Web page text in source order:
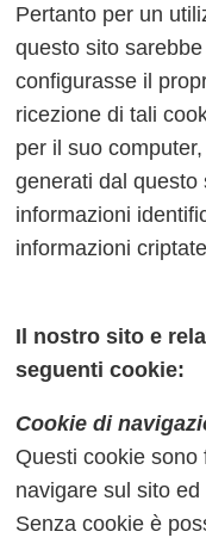
Pertanto per un
questo sito
configurasse il
ricezione di tali
per il suo
generati dal
informazioni
informazioni
Il nostro sito e
seguenti cookie:
Cookie di
Questi cookie
navigare sul sito
Senza cookie è